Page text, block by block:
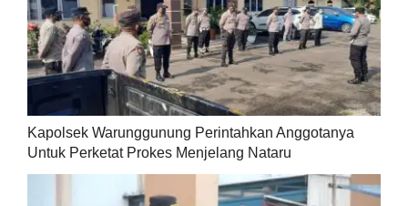
Kapolsek Warunggunung Perintahkan Anggotanya
Untuk Perketat Prokes Menjelang Nataru